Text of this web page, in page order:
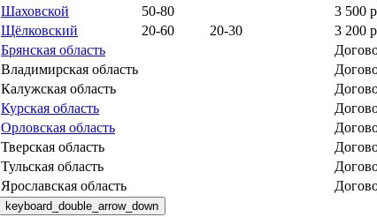
Шаховской
50-80
3 500
Щёлковский
20-60 20-30
3 200
Брянская область
Владимирская область
Калужская область
Курская область
Орловская область
Тверская область
Тульская область
Ярославская область
keyboard_double_arrow_down